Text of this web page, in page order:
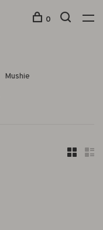
0
Mushie